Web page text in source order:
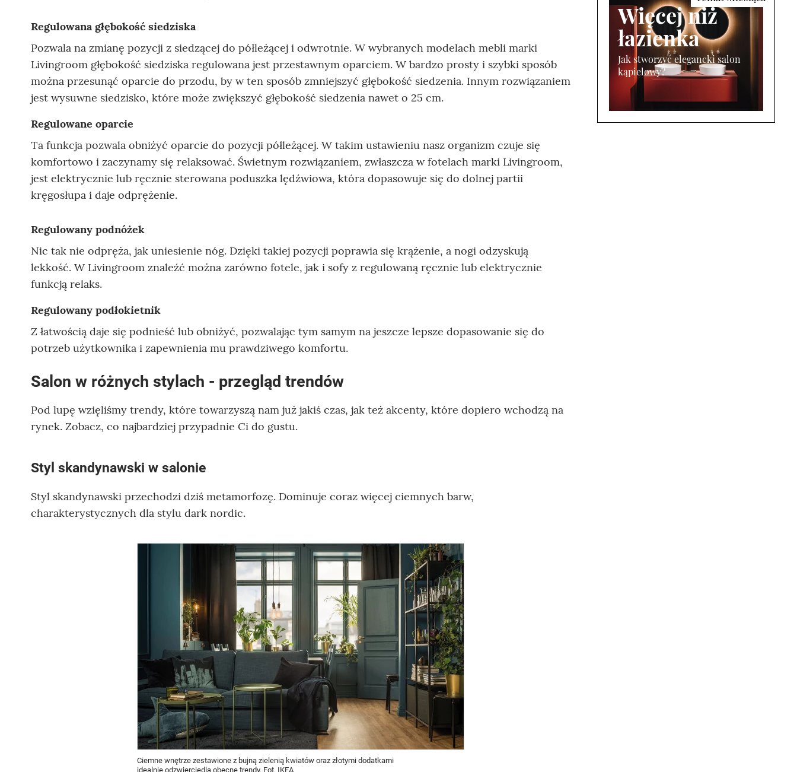
Regulowana głębokość siedziska
Pozwala na zmianę pozycji z siedzącej do półleżącej i odwrotnie. W wybranych modelach mebli marki
Livingroom głębokość siedziska regulowana jest przestawnym oparciem. W bardzo prosty i szybki sposób
można przesunąć oparcie do przodu, by w ten sposób zmniejszyć głębokość siedzenia. Innym rozwiązaniem
jest wysuwne siedzisko, które może zwiększyć głębokość siedzenia nawet o 25 cm.
Regulowane oparcie
Ta funkcja pozwala obniżyć oparcie do pozycji półleżącej. W takim ustawieniu nasz organizm czuje się
komfortowo i zaczynamy się relaksować. Świetnym rozwiązaniem, zwłaszcza w fotelach marki Livingroom,
jest elektrycznie lub ręcznie sterowana poduszka lędźwiowa, która dopasowuje się do dolnej partii
kręgosłupa i daje odprężenie.
Regulowany podnóżek
Nic tak nie odpręża, jak uniesienie nóg. Dzięki takiej pozycji poprawia się krążenie, a nogi odzyskują
lekkość. W Livingroom znaleźć można zarówno fotele, jak i sofy z regulowaną ręcznie lub elektrycznie
funkcją relaks.
Regulowany podłokietnik
Z łatwością daje się podnieść lub obniżyć, pozwalając tym samym na jeszcze lepsze dopasowanie się do
potrzeb użytkownika i zapewnienia mu prawdziwego komfortu.
Salon w różnych stylach - przegląd trendów
Pod lupę wzięliśmy trendy, które towarzyszą nam już jakiś czas, jak też akcenty, które dopiero wchodzą na
rynek. Zobacz, co najbardziej przypadnie Ci do gustu.
Styl skandynawski w salonie
Styl skandynawski przechodzi dziś metamorfozę. Dominuje coraz więcej ciemnych barw,
charakterystycznych dla stylu dark nordic.
Ciemne wnętrze zestawione z bujną zielenią kwiatów oraz złotymi dodatkami
idealnie odzwierciedla obecne trendy. Fot. IKEA
Więcej niż
łazienka
Jak stworzyć elegancki salon
kąpielowy?